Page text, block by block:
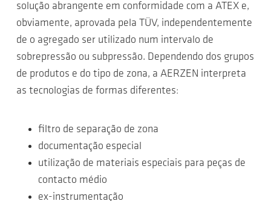
solução abrangente em conformidade com a ATEX e,
obviamente, aprovada pela TÜV, independentemente
de o agregado ser utilizado num intervalo de
sobrepressão ou subpressão. Dependendo dos grupos
de produtos e do tipo de zona, a AERZEN interpreta
as tecnologias de formas diferentes:
filtro de separação de zona
documentação especial
utilização de materiais especiais para peças de
contacto médio
ex-instrumentação